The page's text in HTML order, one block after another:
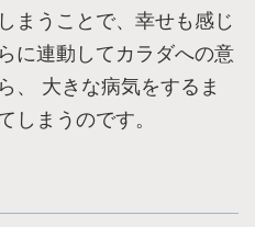
まうことで、幸せも感じ
に連動してカラダへの意
、 大きな病気をするま
しまうのです。